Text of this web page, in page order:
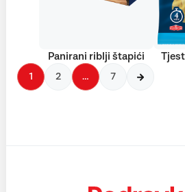
Panirani riblji štapići
1 2 … 7